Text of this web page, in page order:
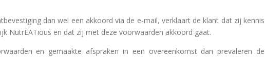
dan wel een akkoord via de e-mail, verklaart de klant dat zij kennis
NutrEATious en dat zij met deze voorwaarden akkoord gaat.
en gemaakte afspraken in een overeenkomst dan prevaleren de